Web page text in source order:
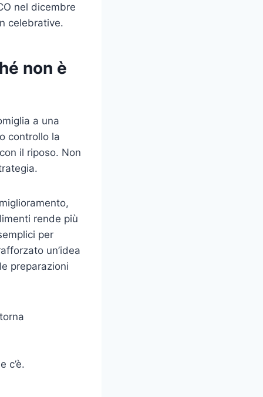
nel dicembre
celebrative.
non è
a una
controllo la
il riposo. Non
rende più
per
un’idea
preparazioni
c’è.